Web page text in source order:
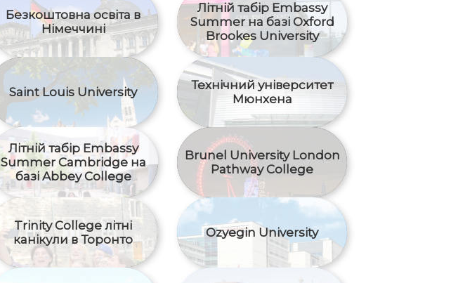
Безкоштовна освіта в
Німеччині
Літній табір Embassy
Summer на базі Oxford
Brookes University
Saint Louis University
Технічний університет
Мюнхена
Літній табір Embassy
Summer Cambridge на
базі Abbey College
Brunel University London
Pathway College
Trinity College літні
канікули в Торонто
Ozyegin University